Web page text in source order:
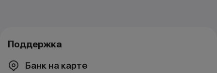
Поддержка
Банк на карте